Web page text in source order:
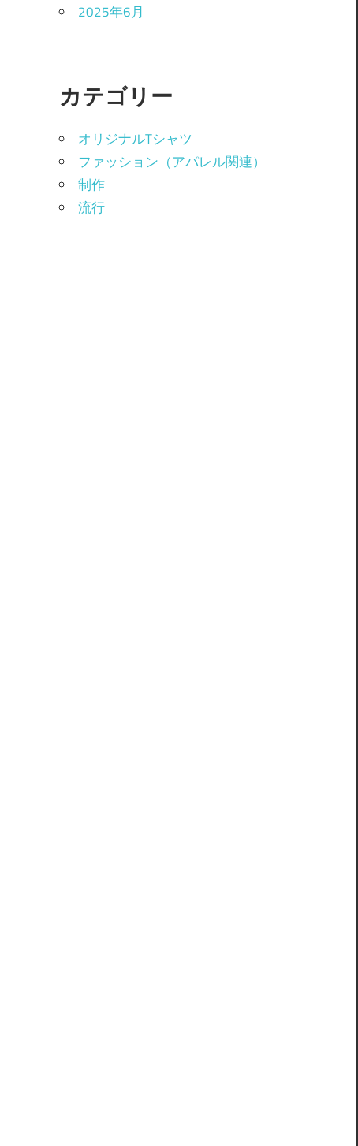
2025年6月
カテゴリー
オリジナルTシャツ
ファッション（アパレル関連）
制作
流行